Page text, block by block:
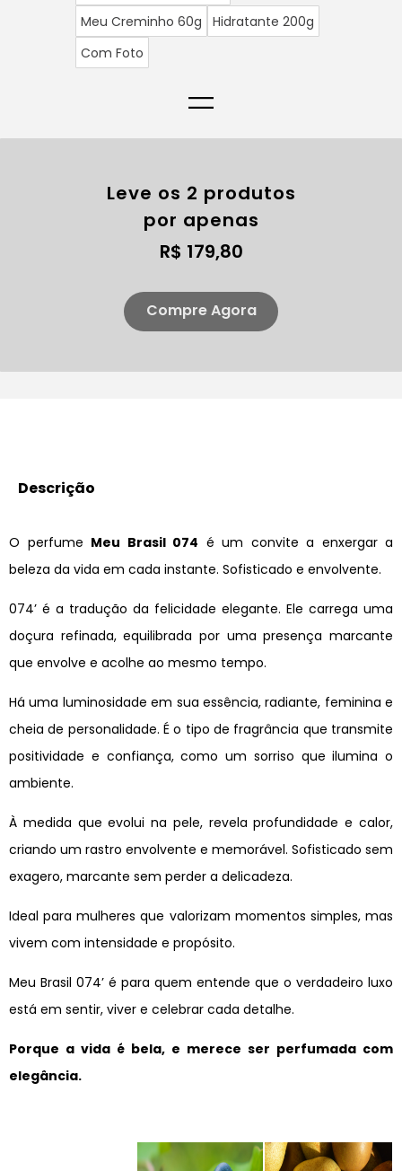
Meu Creminho 60g
Hidratante 200g
Com Foto
=
Leve os 2 produtos
por apenas
R$ 179,80
Compre Agora
Descrição
O perfume Meu Brasil 074 é um convite a enxergar a
beleza da vida em cada instante. Sofisticado e envolvente.
074’ é a tradução da felicidade elegante. Ele carrega uma
doçura refinada, equilibrada por uma presença marcante
que envolve e acolhe ao mesmo tempo.
Há uma luminosidade em sua essência, radiante, feminina e
cheia de personalidade. É o tipo de fragrância que transmite
positividade e confiança, como um sorriso que ilumina o
ambiente.
À medida que evolui na pele, revela profundidade e calor,
criando um rastro envolvente e memorável. Sofisticado sem
exagero, marcante sem perder a delicadeza.
Ideal para mulheres que valorizam momentos simples, mas
vivem com intensidade e propósito.
Meu Brasil 074’ é para quem entende que o verdadeiro luxo
está em sentir, viver e celebrar cada detalhe.
Porque a vida é bela, e merece ser perfumada com
elegância.